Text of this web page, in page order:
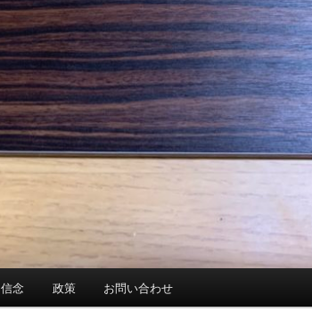
信念 政策 お問い合わせ